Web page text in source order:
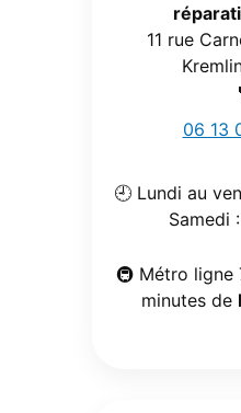
11 rue
06 13
🕘 Lundi au
Samedi
🚇 Métro ligne
minutes de